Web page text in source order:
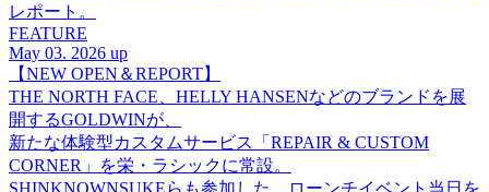
レポート。
FEATURE
May 03. 2026 up
【NEW OPEN＆REPORT】
THE NORTH FACE、HELLY HANSENなどのブランドを展
開するGOLDWINが、
新たな体験型カスタムサービス「REPAIR & CUSTOM
CORNER」を栄・ラシックに常設。